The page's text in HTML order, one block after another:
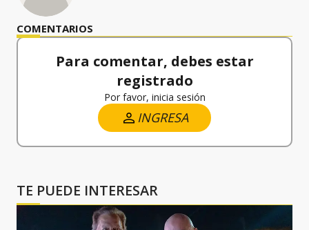
COMENTARIOS
Para comentar, debes estar
registrado
Por favor, inicia sesión
INGRESA
TE PUEDE INTERESAR